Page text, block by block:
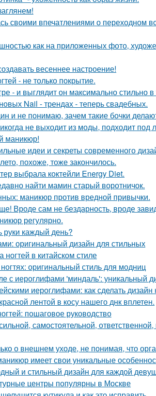
своими впечатлениями о переходном
как на приложенных фото,
весеннее настроение!
- не только покрытие.
- и выглядит он максимально стильно
Nail - трендах - теперь свадебных.
и не понимаю, зачем такие бочки
не выходит из моды, подходит под
маникюр!
идеи и секреты современного
похоже, тоже закончилось.
выбрала коктейли Energy Diet.
найти мамин старый воротничок.
маникюр против вредной привычки.
Вроде сам не бездарность, вроде
регулярно.
каждый день?
оригинальный дизайн для стильных
в китайском стиле
оригинальный стиль для модниц
с иероглифами 'миндаль': уникальный
иероглифами: как сделать дизайн
лентой в косу нашего днк вплетен.
пошаговое руководство
самостоятельной,
о внешнем уходе, не понимая, что
имеет свои уникальные
и стильный дизайн для каждой
центры популярны в Москве